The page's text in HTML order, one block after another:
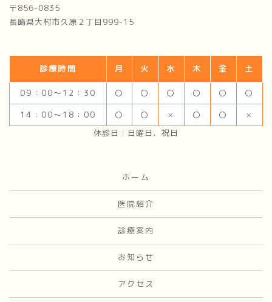
〒856-0835
長崎県大村市久原２丁目999-15
診療時間 月 火 水 木 金 土
09：00～12：30 〇 〇 〇 〇 〇
〇
14：00～18：00
〇 〇 × 〇 〇
×
休診日：日曜日、祝日
ホーム
医院紹介
診療案内
お知らせ
アクセス